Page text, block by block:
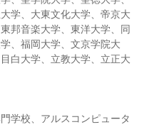
学、大東文化大学、帝京大
邦音楽大学、東洋大学、同
、福岡大学、文京学院大
白大学、立教大学、立正大
学校、アルスコンピュータ